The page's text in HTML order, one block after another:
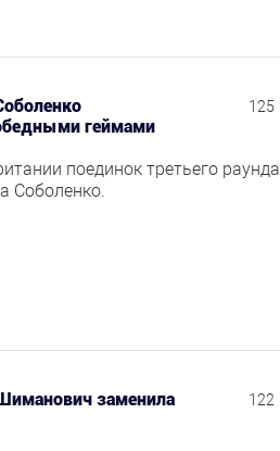
125
геймами
поединок третьего раунда
Соболенко.
122
заменила